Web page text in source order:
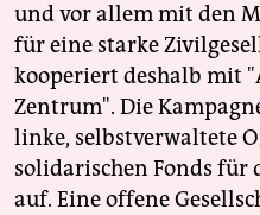
und vor allem mit den
für eine starke
kooperiert deshalb mit
Zentrum". Die
linke, selbstverwaltete
solidarischen Fonds für
auf. Eine offene